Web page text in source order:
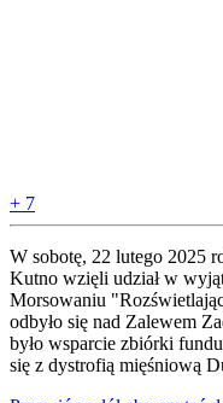
+ 7
W sobotę, 22 lutego 2025
Kutno wzięli udział w
Morsowaniu
odbyło się nad Zalewem
było wsparcie zbiórki
się z dystrofią mięśniową